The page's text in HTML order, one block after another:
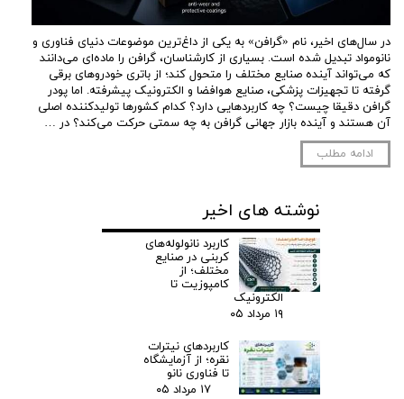
در سال‌های اخیر، نام «گرافن» به یکی از داغ‌ترین موضوعات دنیای فناوری و
نانومواد تبدیل شده است. بسیاری از کارشناسان، گرافن را ماده‌ای می‌دانند
که می‌تواند آینده صنایع مختلف را متحول کند؛ از باتری خودروهای برقی
گرفته تا تجهیزات پزشکی، صنایع هوافضا و الکترونیک پیشرفته. اما پودر
گرافن دقیقا چیست؟ چه کاربردهایی دارد؟ کدام کشورها تولیدکننده اصلی
آن هستند و آینده بازار جهانی گرافن به چه سمتی حرکت می‌کند؟ در …
ادامه مطلب
نوشته های اخیر
کاربرد نانولوله‌های
کربنی در صنایع
مختلف؛ از
کامپوزیت تا
الکترونیک
۱۹ مرداد ۰۵
کاربردهای نیترات
نقره؛ از آزمایشگاه
تا فناوری نانو
۱۷ مرداد ۰۵